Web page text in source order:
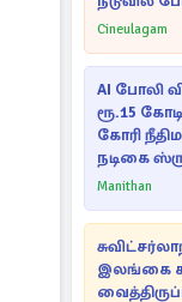
Cineulagam
AI போலி
ரூ.15
கோரி
நடிகை
Manithan
இலங்கை